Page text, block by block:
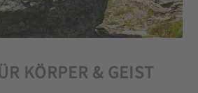
KÖRPER & GEIST